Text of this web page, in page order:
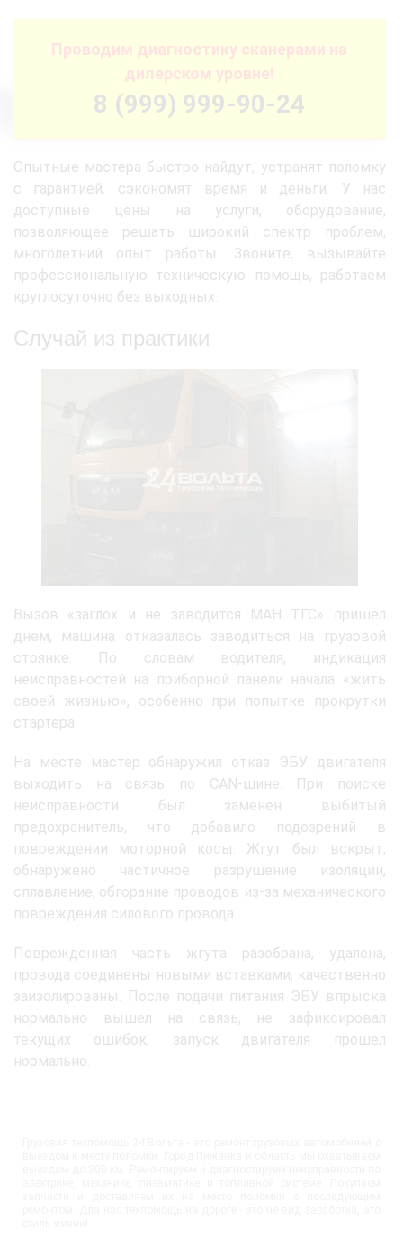
Проводим диагностику сканерами на
дилерском уровне!
8 (999) 999-90-24
Опытные мастера быстро найдут, устранят поломку
с гарантией, сэкономят время и деньги. У нас
доступные цены на услуги, оборудование,
позволяющее решать широкий спектр проблем,
многолетний опыт работы. Звоните, вызывайте
профессиональную техническую помощь, работаем
круглосуточно без выходных.
Случай из практики
Вызов «заглох и не заводится МАН ТГС» пришел
днем, машина отказалась заводиться на грузовой
стоянке. По словам водителя, индикация
неисправностей на приборной панели начала «жить
своей жизнью», особенно при попытке прокрутки
стартера.
На месте мастер обнаружил отказ ЭБУ двигателя
выходить на связь по CAN-шине. При поиске
неисправности был заменен выбитый
предохранитель, что добавило подозрений в
повреждении моторной косы. Жгут был вскрыт,
обнаружено частичное разрушение изоляции,
сплавление, обгорание проводов из-за механического
повреждения силового провода.
Поврежденная часть жгута разобрана, удалена,
провода соединены новыми вставками, качественно
заизолированы. После подачи питания ЭБУ впрыска
нормально вышел на связь, не зафиксировал
текущих ошибок, запуск двигателя прошел
нормально.